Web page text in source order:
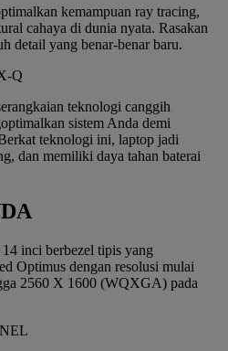
kemampuan ray tracing,
cahaya di dunia nyata. Rasakan
detail yang benar-benar baru.
Q
teknologi canggih
sistem Anda demi
teknologi ini, laptop jadi
dan memiliki daya tahan baterai
inci berbezel tipis yang
Optimus dengan resolusi mulai
2560 X 1600 (WQXGA) pada